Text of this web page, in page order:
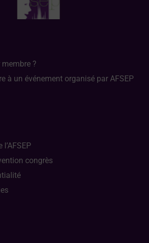
?
à un événement organisé par AFSEP
congrès